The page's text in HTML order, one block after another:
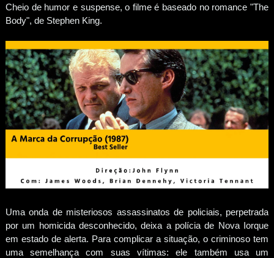
Cheio de humor e suspense, o filme é baseado no romance "The
Body", de Stephen King.
Uma onda de misteriosos assassinatos de policiais, perpetrada
por um homicida desconhecido, deixa a polícia de Nova Iorque
em estado de alerta. Para complicar a situação, o criminoso tem
uma semelhança com suas vítimas: ele também usa um